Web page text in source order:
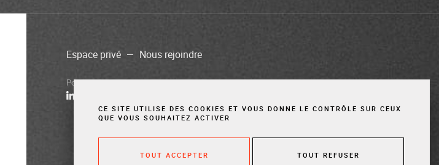
Espace privé Nous rejoindre
Politique de confidentialitéMentions légalesCookiesSite réalisé par Vigicorp
CE SITE UTILISE DES COOKIES ET VOUS DONNE LE CONTRÔLE SUR CEUX
QUE VOUS SOUHAITEZ ACTIVER
TOUT ACCEPTER TOUT REFUSER